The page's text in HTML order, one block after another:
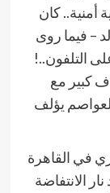
أمنية.. كان
– فيما روى
التلفون..!
كبير مع
يؤلف
في القاهرة
الانتفاضة